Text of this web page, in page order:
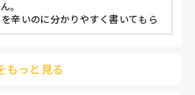
れも事実を盛った内容で周
る（ミスがないようダブルチェ
を周囲に伝えられる）
。
辛いのに分かりやすく書いてもら
感じました。
もっと見る